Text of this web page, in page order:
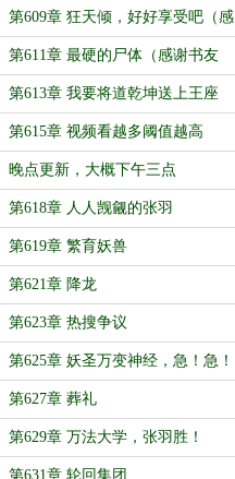
第609章 狂天倾，好好享受吧（感
谢‘踏鹤斩蜃’打赏盟主）
第611章 最硬的尸体（感谢书友
2021092711324876打盟）
第613章 我要将道乾坤送上王座
第615章 视频看越多阈值越高
晚点更新，大概下午三点
第618章 人人觊觎的张羽
第619章 繁育妖兽
第621章 降龙
第623章 热搜争议
第625章 妖圣万变神经，急！急！
急！
第627章 葬礼
第629章 万法大学，张羽胜！
第631章 轮回集团